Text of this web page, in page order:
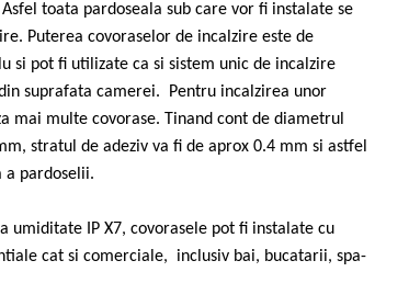
toata pardoseala sub care vor fi instalate se
Puterea covoraselor de incalzire este de
si pot fi utilizate ca si sistem unic de incalzire
suprafata camerei. Pentru incalzirea unor
mai multe covorase. Tinand cont de diametrul
stratul de adeziv va fi de aprox 0.4 mm si astfel
a pardoselii.
umiditate IP X7, covorasele pot fi instalate cu
cat si comerciale, inclusiv bai, bucatarii, spa-